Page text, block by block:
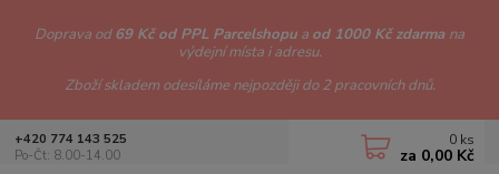
Doprava od69 Kč od PPL Parcelshopu a od 1000 Kč zdarma na
výdejní místa i adresu.
Zboží skladem odesíláme nejpozději do 2 pracovních dnů.
+420 774 143 525
Po-Čt: 8.00-14.00
0 ks
za 0,00 Kč